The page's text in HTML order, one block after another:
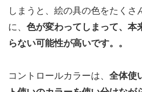
しまうと、絵の具の色をたくさ
に、 色が変わってしまって、本
らない可能性が高いです。。
コントロールカラーは、 全体使